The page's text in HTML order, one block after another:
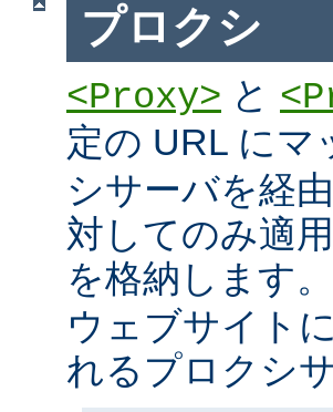
プロクシ
<Proxy> と
定の URL にマ
シサーバを経
対してのみ適
を格納します
ウェブサイト
れるプロクシ